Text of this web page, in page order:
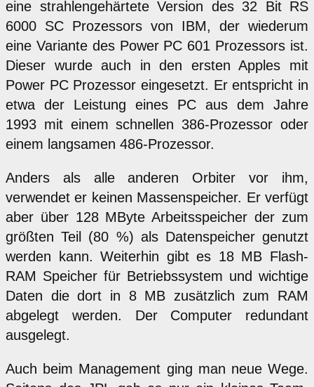
eine strahlengehärtete Version des 32 Bit RS
6000 SC Prozessors von IBM, der wiederum
eine Variante des Power PC 601 Prozessors ist.
Dieser wurde auch in den ersten Apples mit
Power PC Prozessor eingesetzt. Er entspricht in
etwa der Leistung eines PC aus dem Jahre
1993 mit einem schnellen 386-Prozessor oder
einem langsamen 486-Prozessor.
Anders als alle anderen Orbiter vor ihm,
verwendet er keinen Massenspeicher. Er verfügt
aber über 128 MByte Arbeitsspeicher der zum
größten Teil (80 %) als Datenspeicher genutzt
werden kann. Weiterhin gibt es 18 MB Flash-
RAM Speicher für Betriebssystem und wichtige
Daten die dort in 8 MB zusätzlich zum RAM
abgelegt werden. Der Computer redundant
ausgelegt.
Auch beim Management ging man neue Wege.